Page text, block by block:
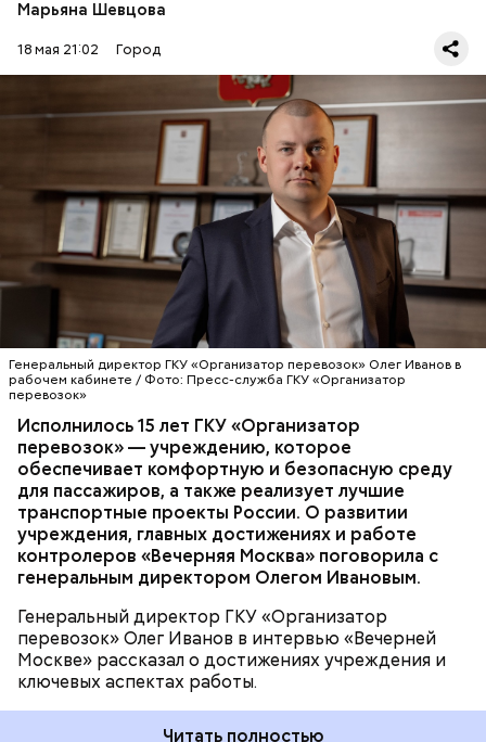
Марьяна Шевцова
18 мая 21:02 Город
Генеральный директор ГКУ «Организатор перевозок» Олег Иванов в
рабочем кабинете / Фото: Пресс-служба ГКУ «Организатор
перевозок»
Исполнилось 15 лет ГКУ «Организатор
перевозок» — учреждению, которое
обеспечивает комфортную и безопасную среду
для пассажиров, а также реализует лучшие
транспортные проекты России. О развитии
учреждения, главных достижениях и работе
контролеров «Вечерняя Москва» поговорила с
генеральным директором Олегом Ивановым.
Генеральный директор ГКУ «Организатор
перевозок» Олег Иванов в интервью «Вечерней
Москве» рассказал о достижениях учреждения и
ключевых аспектах работы.
— Олег Юрьевич, с чего начиналась история
вашего учреждения и каких успехов удалось
достичь сегодня?
Читать полностью
ТРАНСПОРТ
КАРТА «ТРОЙКА»
ИНТЕРВЬЮ
СЕРГЕЙ СОБЯНИН
ПРОФЕССИИ